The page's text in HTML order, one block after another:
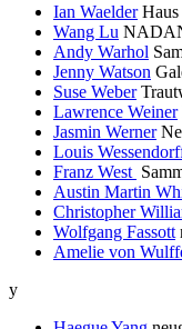
Ian Waelder Haus
Wang Lu
Andy Warhol
Jenny Watson
Suse Weber
Lawrence Weiner
Jasmin Werner
Louis
Franz West
Austin Martin
Christopher
Wolfgang Fassott
Amelie von
y